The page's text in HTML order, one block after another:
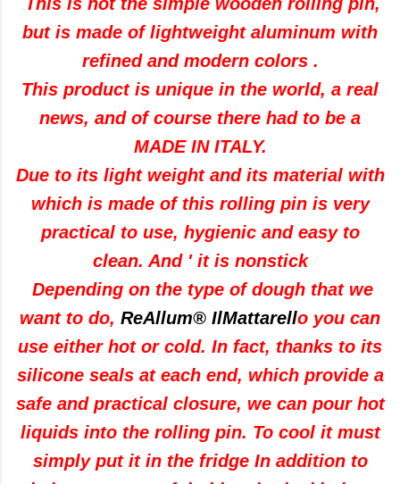
but is made of lightweight aluminum with
refined and modern colors .
This product is unique in the world, a real
news, and of course there had to be a
MADE IN ITALY.
Due to its light weight and its material with
which is made of this rolling pin is very
practical to use, hygienic and easy to
clean. And 'it is nonstick
Depending on the type of dough that we
want to do, ReAllum® IlMattarello you can
use either hot or cold. In fact, thanks to its
silicone seals at each end, which provide a
safe and practical closure, we can pour hot
liquids into the rolling pin. To cool it must
simply put it in the fridge In addition to